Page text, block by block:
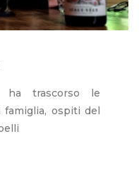
ha trascorso le
ospiti del